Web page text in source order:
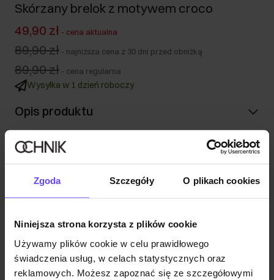
Zgoda Szczegóły O plikach cookies
Niniejsza strona korzysta z plików cookie
Używamy plików cookie w celu prawidłowego
świadczenia usług, w celach statystycznych oraz
reklamowych. Możesz zapoznać się ze szczegółowymi
Skórzany brelok z motywem croco
49,90 zł - cena aktualna
89,90 zł - najniższa cena z 30 dni przed obniżką
89,90 zł - cena regularna
Wysyłka w 1 dzień roboczy
Opis produktu
Szczegóły
Skład i wymiary
Opinie